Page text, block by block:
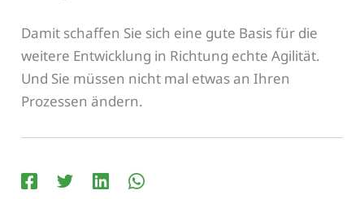
Damit schaffen Sie sich eine gute Basis für die
weitere Entwicklung in Richtung echte Agilität.
Und Sie müssen nicht mal etwas an Ihren
Prozessen ändern.